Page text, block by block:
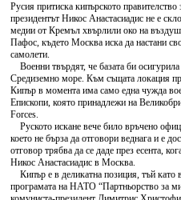
Русия притиска кипърското
президентът Никос Анастасиадис не е
медии от Кремъл хвърлили око на
Пафос, където Москва иска да настани
самолети.
Военни твърдят, че базата би
Средиземно море. Към същата локация
Кипър в момента има само една чужда
Епископи, която принадлежи на
Forces.
Руското искане вече било връчено
което не бърза да отговори веднага и е
отговор трябва да се даде през есента,
Никос Анастасиадис в Москва.
Кипър е в деликатна позиция, тъй като
програмата на НАТО “Партньорство за